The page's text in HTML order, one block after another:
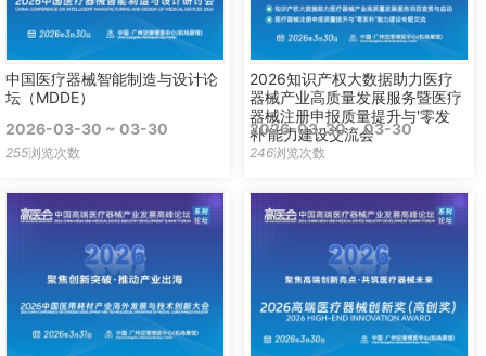
中国医疗器械智能制造与设计论
坛（MDDE）
2026-03-30 ~ 03-30
255浏览次数
2026知识产权大数据助力医疗
器械产业高质量发展服务暨医疗
器械注册申报质量提升与'零发
补'能力建设交流会
2026-03-30 ~ 03-30
246浏览次数